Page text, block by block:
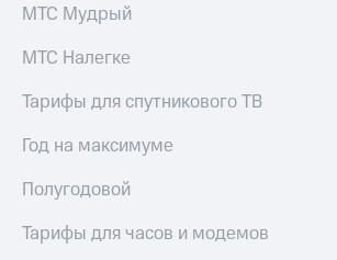
Контроль
аудит
акций
Описание
приобретения
выкупа
МТС Мудрый
МТС Налегке
Тарифы для спутникового ТВ
Год на максимуме
Полугодовой
Тарифы для часов и модемов